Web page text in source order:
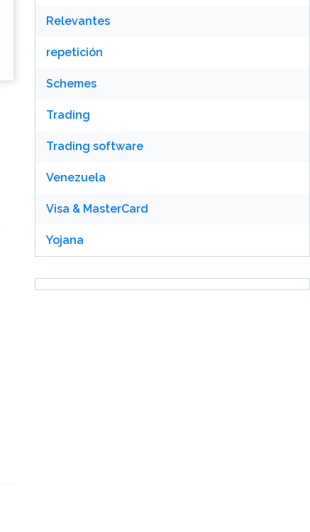
Relevantes
repetición
Schemes
Trading
Trading software
Venezuela
Visa & MasterCard
Yojana